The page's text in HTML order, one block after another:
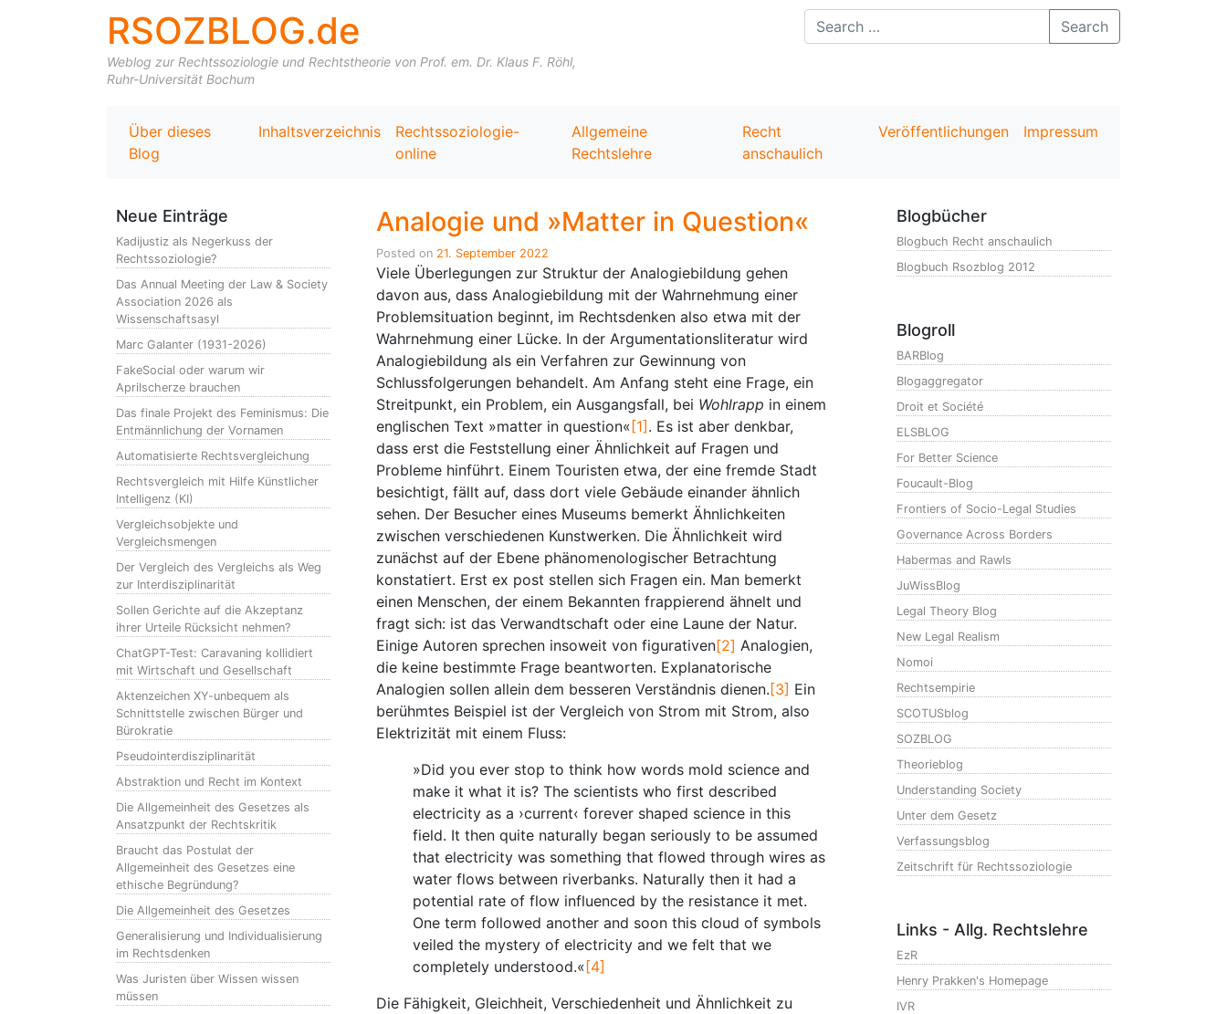
RSOZBLOG.de
Weblog zur Rechtssoziologie und Rechtstheorie von Prof. em. Dr. Klaus F. Röhl,
Ruhr-Universität Bochum
Search
Über dieses
Blog
Inhaltsverzeichnis
Rechtssoziologie-
online
Allgemeine
Rechtslehre
Recht
anschaulich
Veröffentlichungen Impressum
Neue Einträge
Kadijustiz als Negerkuss der
Rechtssoziologie?
Das Annual Meeting der Law & Society
Association 2026 als
Wissenschaftsasyl
Marc Galanter (1931-2026)
FakeSocial oder warum wir
Aprilscherze brauchen
Das finale Projekt des Feminismus: Die
Entmännlichung der Vornamen
Automatisierte Rechtsvergleichung
Rechtsvergleich mit Hilfe Künstlicher
Intelligenz (KI)
Vergleichsobjekte und
Vergleichsmengen
Der Vergleich des Vergleichs als Weg
zur Interdisziplinarität
Sollen Gerichte auf die Akzeptanz
ihrer Urteile Rücksicht nehmen?
ChatGPT-Test: Caravaning kollidiert
mit Wirtschaft und Gesellschaft
Aktenzeichen XY-unbequem als
Schnittstelle zwischen Bürger und
Bürokratie
Pseudointerdisziplinarität
Abstraktion und Recht im Kontext
Die Allgemeinheit des Gesetzes als
Ansatzpunkt der Rechtskritik
Braucht das Postulat der
Allgemeinheit des Gesetzes eine
ethische Begründung?
Die Allgemeinheit des Gesetzes
Generalisierung und Individualisierung
im Rechtsdenken
Was Juristen über Wissen wissen
müssen
Analogie und »Matter in Question«
Posted on 21. September 2022
Viele Überlegungen zur Struktur der Analogiebildung gehen
davon aus, dass Analogiebildung mit der Wahrnehmung einer
Problemsituation beginnt, im Rechtsdenken also etwa mit der
Wahrnehmung einer Lücke. In der Argumentationsliteratur wird
Analogiebildung als ein Verfahren zur Gewinnung von
Schlussfolgerungen behandelt. Am Anfang steht eine Frage, ein
Streitpunkt, ein Problem, ein Ausgangsfall, bei Wohlrapp in einem
englischen Text »matter in question« [1] . Es ist aber denkbar,
dass erst die Feststellung einer Ähnlichkeit auf Fragen und
Probleme hinführt. Einem Touristen etwa, der eine fremde Stadt
besichtigt, fällt auf, dass dort viele Gebäude einander ähnlich
sehen. Der Besucher eines Museums bemerkt Ähnlichkeiten
zwischen verschiedenen Kunstwerken. Die Ähnlichkeit wird
zunächst auf der Ebene phänomenologischer Betrachtung
konstatiert. Erst ex post stellen sich Fragen ein. Man bemerkt
einen Menschen, der einem Bekannten frappierend ähnelt und
fragt sich: ist das Verwandtschaft oder eine Laune der Natur.
Einige Autoren sprechen insoweit von figurativen[2] Analogien,
die keine bestimmte Frage beantworten. Explanatorische
Analogien sollen allein dem besseren Verständnis dienen. [3] Ein
berühmtes Beispiel ist der Vergleich von Strom mit Strom, also
Elektrizität mit einem Fluss:
»Did you ever stop to think how words mold science and
make it what it is? The scientists who first described
electricity as a ›current‹ forever shaped science in this
field. It then quite naturally began seriously to be assumed
that electricity was something that flowed through wires as
water flows between riverbanks. Naturally then it had a
potential rate of flow influenced by the resistance it met.
One term followed another and soon this cloud of symbols
veiled the mystery of electricity and we felt that we
completely understood.« [4]
Die Fähigkeit, Gleichheit, Verschiedenheit und Ähnlichkeit zu
Blogbücher
Blogbuch Recht anschaulich
Blogbuch Rsozblog 2012
Blogroll
BARBlog
Blogaggregator
Droit et Société
ELSBLOG
For Better Science
Foucault-Blog
Frontiers of Socio-Legal Studies
Governance Across Borders
Habermas and Rawls
JuWissBlog
Legal Theory Blog
New Legal Realism
Nomoi
Rechtsempirie
SCOTUSblog
SOZBLOG
Theorieblog
Understanding Society
Unter dem Gesetz
Verfassungsblog
Zeitschrift für Rechtssoziologie
Links - Allg. Rechtslehre
EzR
Henry Prakken's Homepage
IVR